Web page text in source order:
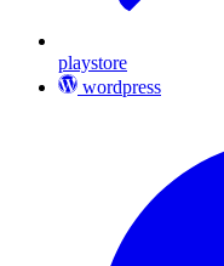
playstore
wordpress